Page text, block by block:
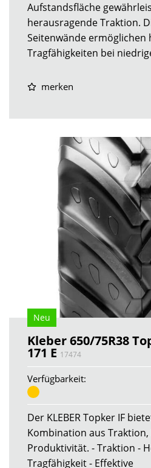
Aufstandsfläche
herausragende Traktion.
Seitenwände ermöglichen
Tragfähigkeiten bei
merken
Neu
Kleber 650/75R38
171 E 17474
Verfügbarkeit:
Der KLEBER Topker IF
Kombination aus
Produktivität. - Traktion -
Tragfähigkeit - Effektive